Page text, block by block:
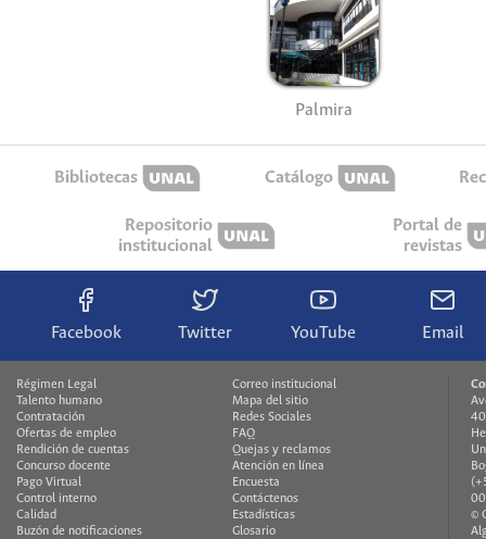
Palmira
Bibliotecas Catálogo
Repositorio
institucional
Portal de
revistas
Facebook Twitter YouTube Email
Régimen Legal
Talento humano
Contratación
Ofertas de empleo
Rendición de cuentas
Concurso docente
Pago Virtual
Control interno
Calidad
Buzón de notificaciones
Correo institucional
Mapa del sitio
Redes Sociales
FAQ
Quejas y reclamos
Atención en línea
Encuesta
Contáctenos
Estadísticas
Glosario
©